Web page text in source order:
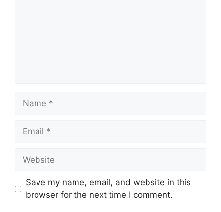
Name
Email
Website
Save my name, email, and website in this
browser for the next time I comment.